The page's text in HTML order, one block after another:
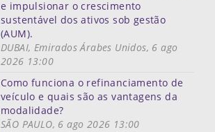
e impulsionar o crescimento
sustentável dos ativos sob gestão
(AUM).
DUBAI, Emirados Árabes Unidos, 6 ago
2026 13:00
Como funciona o refinanciamento de
veículo e quais são as vantagens da
modalidade?
SÃO PAULO, 6 ago 2026 13:00